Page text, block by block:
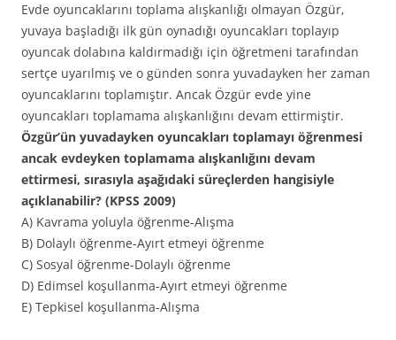
Evde oyuncaklarını toplama alışkanlığı olmayan Özgür,
yuvaya başladığı ilk gün oynadığı oyuncakları toplayıp
oyuncak dolabına kaldırmadığı için öğretmeni tarafından
sertçe uyarılmış ve o günden sonra yuvadayken her zaman
oyuncaklarını toplamıştır. Ancak Özgür evde yine
oyuncakları toplamama alışkanlığını devam ettirmiştir.
Özgür’ün yuvadayken oyuncakları toplamayı öğrenmesi
ancak evdeyken toplamama alışkanlığını devam
ettirmesi, sırasıyla aşağıdaki süreçlerden hangisiyle
açıklanabilir? (KPSS 2009)
A) Kavrama yoluyla öğrenme-Alışma
B) Dolaylı öğrenme-Ayırt etmeyi öğrenme
C) Sosyal öğrenme-Dolaylı öğrenme
D) Edimsel koşullanma-Ayırt etmeyi öğrenme
E) Tepkisel koşullanma-Alışma